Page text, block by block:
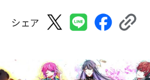
シェア